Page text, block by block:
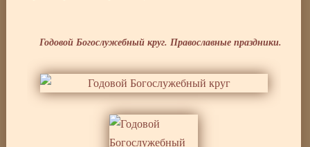
Годовой Богослужебный круг. Православные праздники.